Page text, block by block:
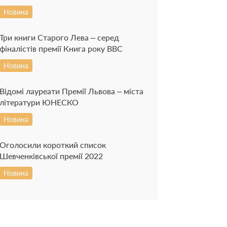
Новина
Три книги Старого Лева – серед
фіналістів премії Книга року ВВС
Новина
Відомі лауреати Премії Львова – міста
літератури ЮНЕСКО
Новина
Оголосили короткий список
Шевченківської премії 2022
Новина